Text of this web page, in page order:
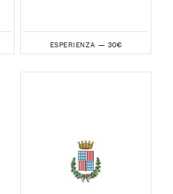
ESPERIENZA — 30€